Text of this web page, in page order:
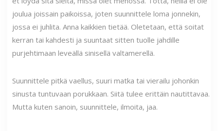
joulua joissain paikoissa, joten suunnittele loma jonnekin,
jossa ei juhlita. Anna kaikkien tietää. Oletetaan, että soitat
kerran tai kahdesti ja suuntaat sitten tuolle jahdille
purjehtimaan leveällä sinisellä valtamerellä.
Suunnittele pitkä vaellus, suuri matka tai vierailu johonkin
sinusta tuntuvaan porukkaan. Siitä tulee erittäin nautittavaa.
Mutta kuten sanoin, suunnittele, ilmoita, jaa.